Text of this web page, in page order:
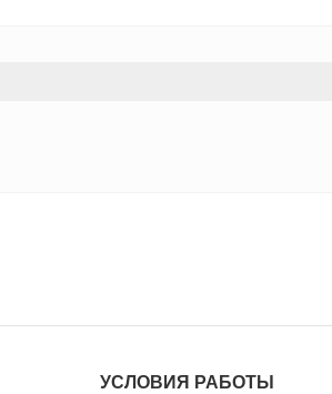
УСЛОВИЯ РАБОТЫ